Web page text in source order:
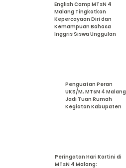
English Camp MTsN 4
Malang Tingkatkan
Kepercayaan Diri dan
Kemampuan Bahasa
Inggris Siswa Unggulan
Penguatan Peran
UKS/M, MTsN 4 Malang
Jadi Tuan Rumah
Kegiatan Kabupaten
Peringatan Hari Kartini di
MTsN 4 Malang: